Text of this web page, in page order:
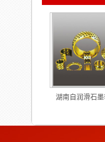
湖南自润滑石